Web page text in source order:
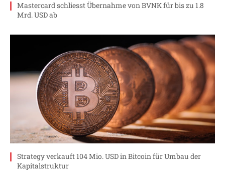
Mastercard schliesst Übernahme von BVNK für bis zu 1.8
Mrd. USD ab
Strategy verkauft 104 Mio. USD in Bitcoin für Umbau der
Kapitalstruktur